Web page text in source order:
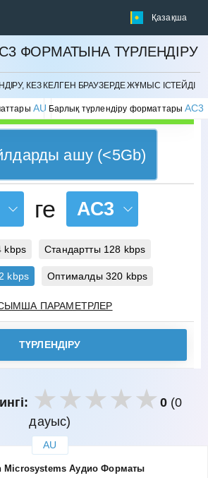
Қазақша
ФОРМАТЫНА ТҮРЛЕНДІРУ
КЕЗ КЕЛГЕН БРАУЗЕРДЕ ЖҰМЫС ІСТЕЙДІ
AU Барлық түрлендіру форматтарыAC3
БОЛДЫРМАУ
ашу (<5Gb)
ге AC3
kbps Стандартты 128 kbps
kbps Оптималды 320 kbps
ПАРАМЕТРЛЕР
ТҮРЛЕНДІРУ
0(0
дауыс)
AU
Microsystems Аудио Форматы